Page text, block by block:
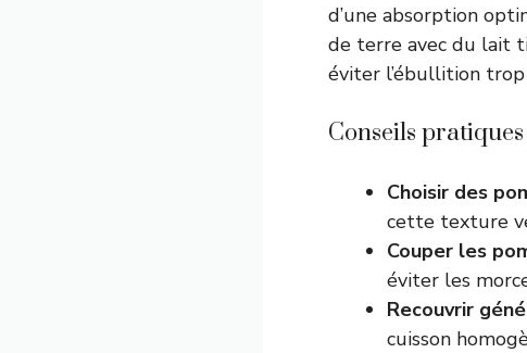
d’une absorption
de terre avec du lait
éviter l’ébullition
Conseils
Choisir des
cette texture
Couper les
éviter les
Recouvrir
cuisson